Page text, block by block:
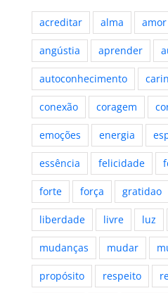
acreditar alma amor
angústia aprender
autoconhecimento
conexão coragem
emoções energia
essência felicidade
forte força gratidao
liberdade livre luz
mudanças mudar
propósito respeito